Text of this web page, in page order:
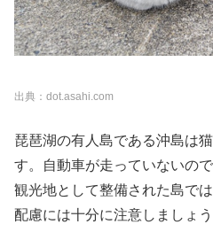
出典：dot.asahi.com
琵琶湖の有人島である沖島は
す。自動車が走っていないの
観光地として整備された島で
配慮には十分に注意しましょう